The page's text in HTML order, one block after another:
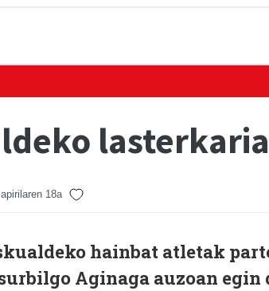
18a
hainbat atletak
Aginaga auzoan egin